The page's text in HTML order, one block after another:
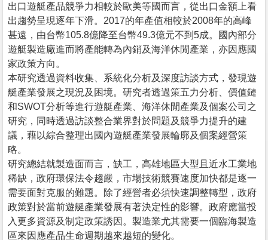
出口遊艇產品競爭力相較於歐美等國而言，從出口金額上看
出趨勢呈現逐年下滑。2017的年產值相較於2008年的高峰
甚遠，由台幣105.8億降至台幣49.3億元不到5成。國內部分
遊艇製造廠進而將產能轉為內銷及海洋休閒產業，亦因應國
家政策方向。
本研究透過資料收集、系統化分析及深度訪談方式，發現遊
艇產業發展之現況及困境。研究者透過策五力分析、價值鏈
和SWOT分析等進行遊艇產業、海洋休閒產業及個案公司之
研究，同時透過訪談整合業界對於問題及競爭力提升的建
議，藉以綜合整理出國內遊艇產業發展輪廓及個案經營策
略。
研究總結就製造面而言，缺工，高雄地區大型且近水工業地
稀缺，政府環保法令趨嚴，市場技術競賽速度加快都是逐一
需要面對克服的難題。除了經營者必須快速調整轉型，政府
政策對於當前遊艇產業發展有著決定性的影響。政府應當投
入更多資源及制定政策誘因。製造業尤其需要一個臨海製造
區來因應產品生命週期越來越短的變化。